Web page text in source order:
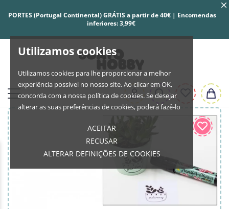
Utilizamos cookies
Utilizamos cookies para lhe proporcionar a melhor
experiência possível no nosso site. Ao clicar em OK,
concorda com a nossa política de cookies. Se desejar
alterar as suas preferências de cookies, poderá fazê-lo
ACEITAR
RECUSAR
ALTERAR DEFINIÇÕES DE COOKIES
PORTES (Portugal Continental) GRÁTIS a partir de 40€ | Encomendas
inferiores: 3,99€